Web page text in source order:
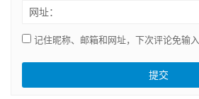
网址：
记住昵称、邮箱和网址，下次评论免输入